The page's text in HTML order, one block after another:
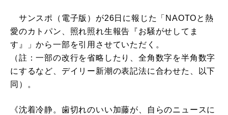
サンスポ（電子版）が26日に報じた「NAOTOと熱
愛のカトパン、照れ照れ生報告『お騒がせしてま
す』」から一部を引用させていただく。
（註：一部の改行を省略したり、全角数字を半角数字
にするなど、デイリー新潮の表記法に合わせた、以下
同）。
《沈着冷静。歯切れのいい加藤が、自らのニュースに